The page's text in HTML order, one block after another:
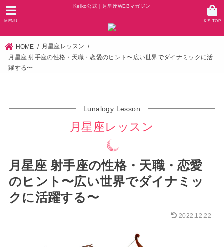
Keiko公式｜月星座WEBマガジン
K'S TOP
MENU
HOME
月星座レッスン
月星座 射手座の性格・天職・恋愛のヒント〜広い世界でダイナミックに活
躍する〜
Lunalogy Lesson
月星座レッスン
月星座 射手座の性格・天職・恋愛
のヒント〜広い世界でダイナミッ
クに活躍する〜
2022.12.22